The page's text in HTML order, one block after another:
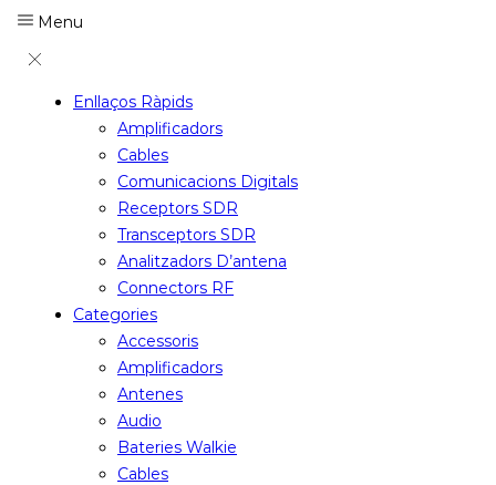
Menu
Enllaços Ràpids
Amplificadors
Cables
Comunicacions Digitals
Receptors SDR
Transceptors SDR
Analitzadors D’antena
Connectors RF
Categories
Accessoris
Amplificadors
Antenes
Audio
Bateries Walkie
Cables